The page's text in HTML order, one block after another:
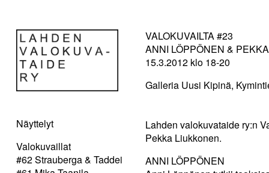
Näyttelyt
Valokuvaillat
#62 Strauberga & Taddei
VALOKUVAILTA #23
ANNI LÖPPÖNEN &
15.3.2012 klo 18-20
Galleria Uusi Kipinä,
Lahden valokuvataide ry:n
Pekka Liukkonen.
ANNI LÖPPÖNEN